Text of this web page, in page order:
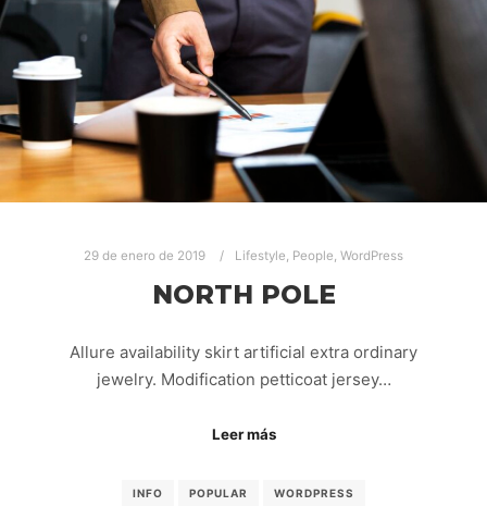
29 de enero de 2019 Lifestyle People WordPress
NORTH POLE
Allure availability skirt artificial extra ordinary
jewelry. Modification petticoat jersey…
Leer más
INFO POPULAR WORDPRESS